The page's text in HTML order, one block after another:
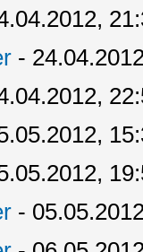
-
-